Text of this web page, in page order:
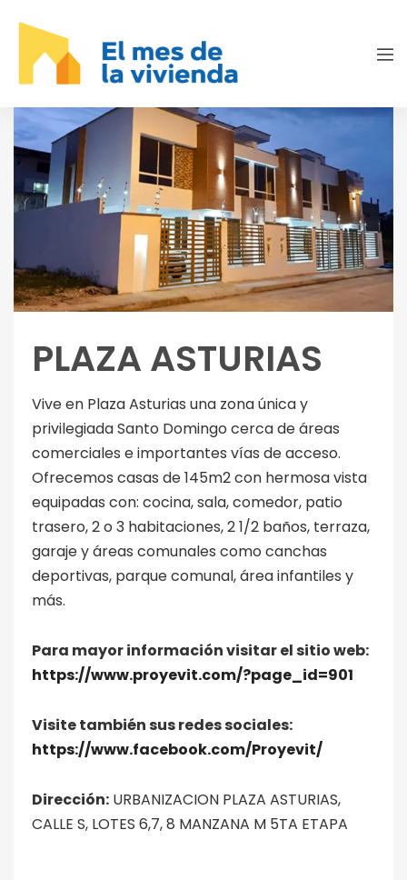
PLAZA ASTURIAS
Vive en Plaza Asturias una zona única y
privilegiada Santo Domingo cerca de áreas
comerciales e importantes vías de acceso.
Ofrecemos casas de 145m2 con hermosa vista
equipadas con: cocina, sala, comedor, patio
trasero, 2 o 3 habitaciones, 2 1/2 baños, terraza,
garaje y áreas comunales como canchas
deportivas, parque comunal, área infantiles y
más.
Para mayor información visitar el sitio web:
https://www.proyevit.com/?page_id=901
Visite también sus redes sociales:
https://www.facebook.com/Proyevit/
Dirección: URBANIZACION PLAZA ASTURIAS,
CALLE S, LOTES 6,7, 8 MANZANA M 5TA ETAPA